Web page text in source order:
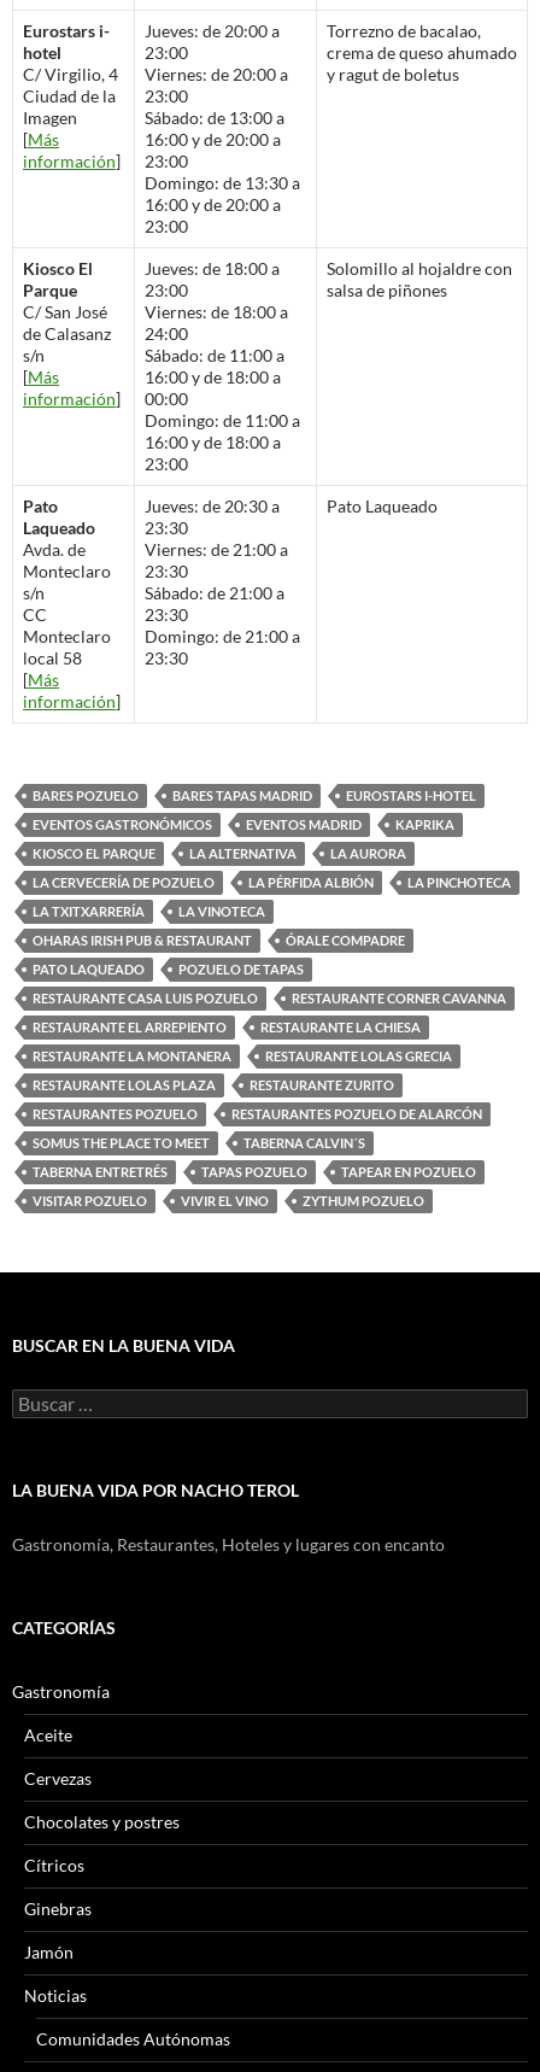
Eurostars i-
hotel
C/ Virgilio, 4
Ciudad de la
Imagen
[Más
información]
Jueves: de 20:00 a
23:00
Viernes: de 20:00 a
23:00
Sábado: de 13:00 a
16:00 y de 20:00 a
23:00
Domingo: de 13:30 a
16:00 y de 20:00 a
23:00
Torrezno de bacalao,
crema de queso ahumado
y ragut de boletus
Kiosco El
Parque
C/ San José
de Calasanz
s/n
[Más
información]
Jueves: de 18:00 a
23:00
Viernes: de 18:00 a
24:00
Sábado: de 11:00 a
16:00 y de 18:00 a
00:00
Domingo: de 11:00 a
16:00 y de 18:00 a
23:00
Solomillo al hojaldre con
salsa de piñones
Pato
Laqueado
Avda. de
Monteclaro
s/n
CC
Monteclaro
local 58
[Más
información]
Jueves: de 20:30 a
23:30
Viernes: de 21:00 a
23:30
Sábado: de 21:00 a
23:30
Domingo: de 21:00 a
23:30
Pato Laqueado
BARES POZUELO BARES TAPAS MADRID
EUROSTARS I-HOTEL
EVENTOS GASTRONÓMICOS
EVENTOS MADRID
KAPRIKA
KIOSCO EL PARQUE
LA ALTERNATIVA
LA AURORA
LA CERVECERÍA DE POZUELO
LA PÉRFIDA ALBIÓN
LA PINCHOTECA
LA TXITXARRERÍA
LA VINOTECA
OHARAS IRISH PUB & RESTAURANT
ÓRALE COMPADRE
PATO LAQUEADO
POZUELO DE TAPAS
RESTAURANTE CASA LUIS POZUELO
RESTAURANTE CORNER CAVANNA
RESTAURANTE EL ARREPIENTO
RESTAURANTE LA CHIESA
RESTAURANTE LA MONTANERA
RESTAURANTE LOLAS GRECIA
RESTAURANTE LOLAS PLAZA
RESTAURANTE ZURITO
RESTAURANTES POZUELO
RESTAURANTES POZUELO DE ALARCÓN
SOMUS THE PLACE TO MEET
TABERNA CALVIN´S
TABERNA ENTRETRÉS
TAPAS POZUELO
TAPEAR EN POZUELO
VISITAR POZUELO
VIVIR EL VINO ZYTHUM POZUELO
BUSCAR EN LA BUENA VIDA
Buscar:
LA BUENA VIDA POR NACHO TEROL
Gastronomía, Restaurantes, Hoteles y lugares con encanto
CATEGORÍAS
Gastronomía
Aceite
Cervezas
Chocolates y postres
Cítricos
Ginebras
Jamón
Noticias
Comunidades Autónomas